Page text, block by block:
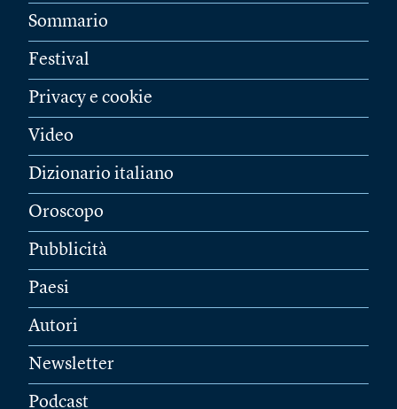
Sommario
Festival
Privacy e cookie
Video
Dizionario italiano
Oroscopo
Pubblicità
Paesi
Autori
Newsletter
Podcast